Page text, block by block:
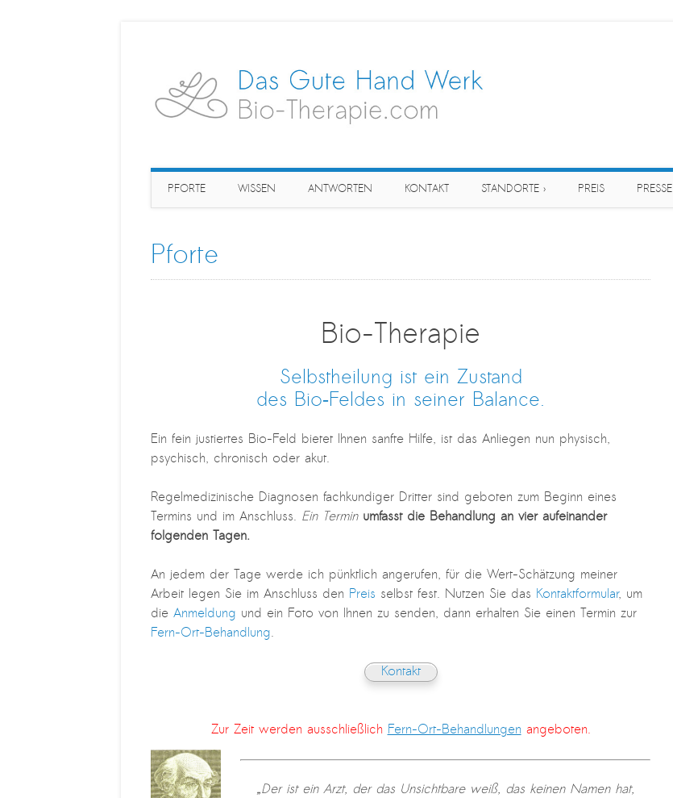
Main menu
PFORTE WISSEN ANTWORTEN KONTAKT STANDORTE › PREIS PRESSE
Pforte
Bio-Therapie
Selbstheilung ist ein Zustand
des Bio‑Feldes in seiner Balance.
Ein fein justiertes Bio-Feld bietet Ihnen sanfte Hilfe, ist das Anliegen nun physisch,
psychisch, chronisch oder akut.
Regelmedizinische Diagnosen fachkundiger Dritter sind geboten zum Beginn eines
Termins und im Anschluss. Ein Terminumfasst die Behandlung an vier aufeinander
folgenden Tagen.
An jedem der Tage werde ich pünktlich angerufen, für die Wert-Schätzung meiner
Arbeit legen Sie im Anschluss den Preis selbst fest. Nutzen Sie das Kontaktformular, um
die Anmeldung und ein Foto von Ihnen zu senden, dann erhalten Sie einen Termin zur
Fern-Ort-Behandlung.
Kontakt
Zur Zeit werden ausschließlich Fern-Ort-Behandlungen angeboten.
„Der ist ein Arzt, der das Unsichtbare weiß, das keinen Namen hat,